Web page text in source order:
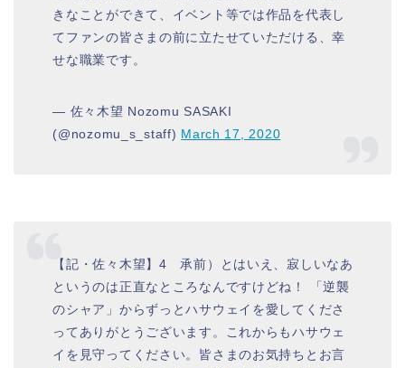
きなことができて、イベント等では作品を代表し
てファンの皆さまの前に立たせていただける、幸
せな職業です。
— 佐々木望 Nozomu SASAKI
(@nozomu_s_staff) March 17, 2020
【記・佐々木望】4 承前）とはいえ、寂しいなあ
というのは正直なところなんですけどね！ 「逆襲
のシャア」からずっとハサウェイを愛してくださ
ってありがとうございます。これからもハサウェ
イを見守ってください。皆さまのお気持ちとお言